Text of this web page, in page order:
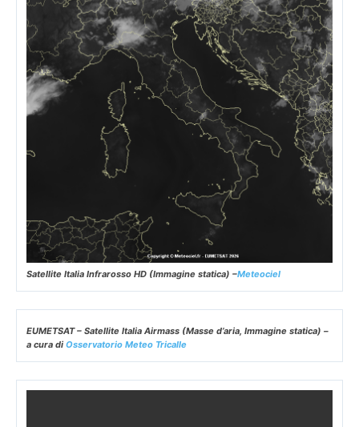
Satellite Italia Infrarosso HD (Immagine statica) –Meteociel
EUMETSAT – Satellite Italia Airmass (Masse d’aria, Immagine statica) –
a cura di Osservatorio Meteo Tricalle